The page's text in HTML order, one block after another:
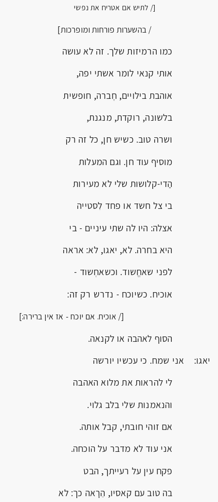
[/ לתיש אם אטריח את נפשי
/ בהשערות פורחות ומופרכות]
כמו הרמיזות שלך. זה לא עושה
אותי קנאי לומר אשתי יפה,
אוהבת בילויים, חֶברה, חופשית
בלשונה, רוקדת, מנגנת,
ושרה טוב. כשיש חן, כל זה רק
מוסיף עוד חן. וגם המעלות
הַדי-קלושות שלי לא מעירות
בי צל חשד או פחד לִסטייה
אצלה: היו לה שתי עיניים - בי
היא בחרה. לא, יאגו, לא: אראה
לפני שאחֱשוד. וכשאחְשוד -
אוכיח. כשיוכח - נדרש רק זה:
[/ אוכיח. אם יוכח - אז אין ברירה:]
הסוף לאהבה או לקנאה.
יאגו: אני שמח. כי עכשיו יורשה
לי להראות את מלוא האהבה
והנאמנות שלי בלב גלוי.
אם זוהי חובתי, קבל אותה.
אני עוד לא מדבר על הוכחה.
פקח עין על רעייתך, הבט
בה טוב עם קאסיו, הֵרָאה כך: לא